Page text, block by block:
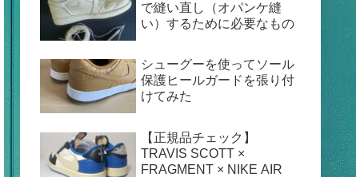
で縫い直し（オパンケ縫
い）するために必要なもの
シューグーを使ってソール
保護ヒールガードを張り付
けてみた
【正規品チェック】
TRAVIS SCOTT ×
FRAGMENT × NIKE AIR